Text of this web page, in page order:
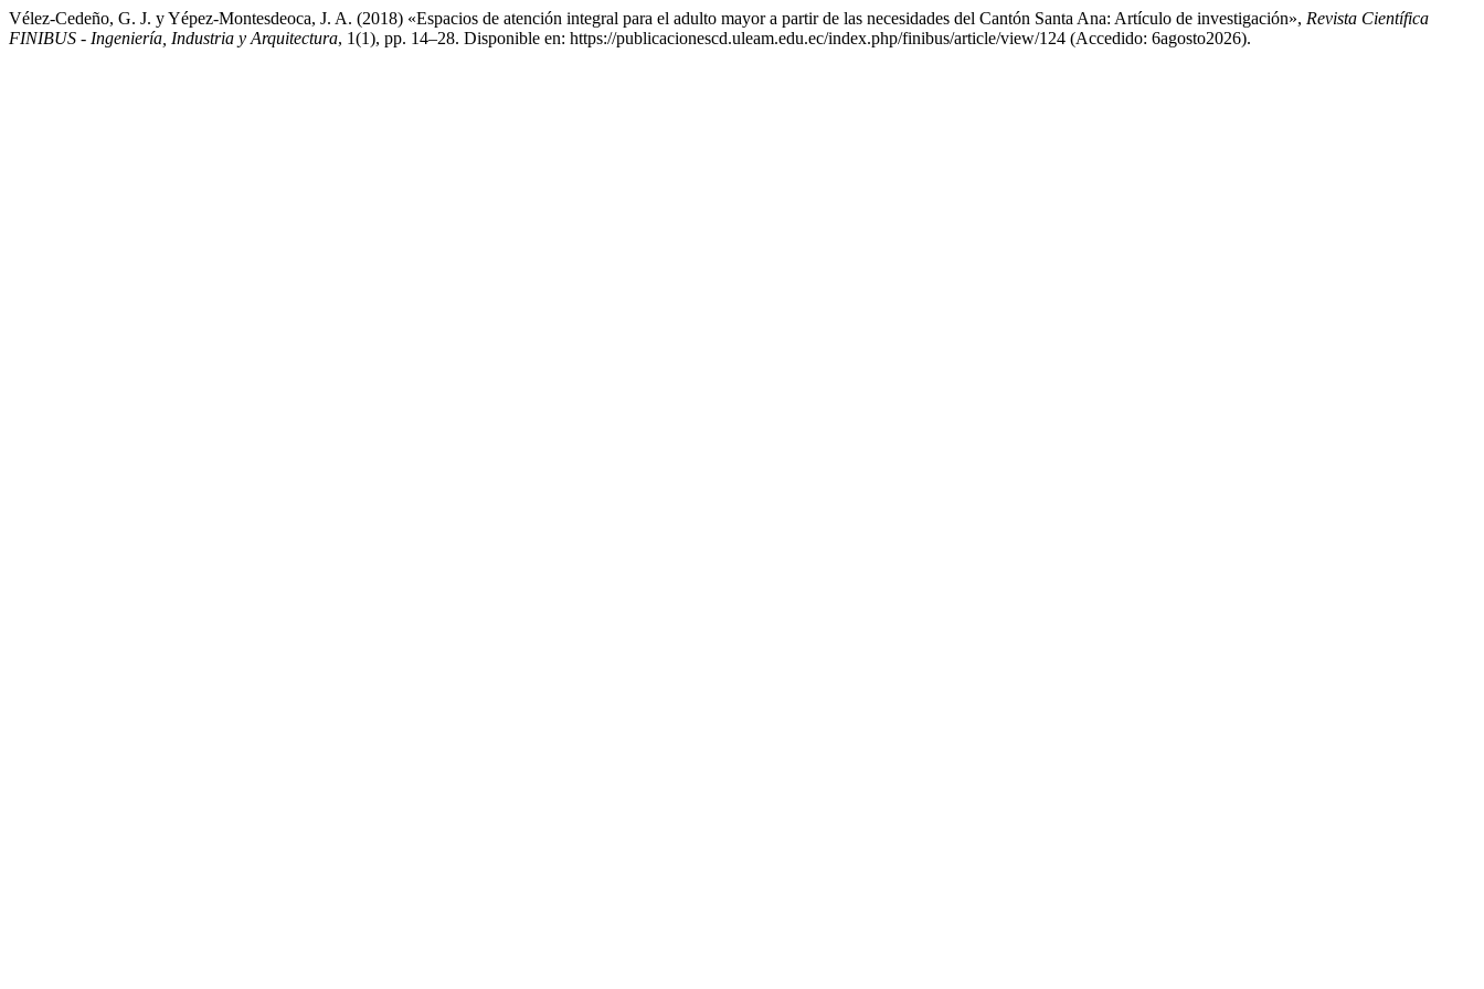
Vélez-Cedeño, G. J. y Yépez-Montesdeoca, J. A. (2018) «Espacios de atención integral para el adulto mayor a partir de las necesidades del Cantón Santa Ana: Artículo de investigación», Revista Científica
FINIBUS - Ingeniería, Industria y Arquitectura, 1(1), pp. 14–28. Disponible en: https://publicacionescd.uleam.edu.ec/index.php/finibus/article/view/124 (Accedido: 6agosto2026).